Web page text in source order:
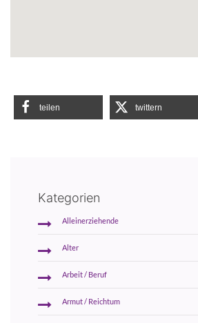
teilen twittern
Kategorien
Alleinerziehende
Alter
Arbeit / Beruf
Armut / Reichtum